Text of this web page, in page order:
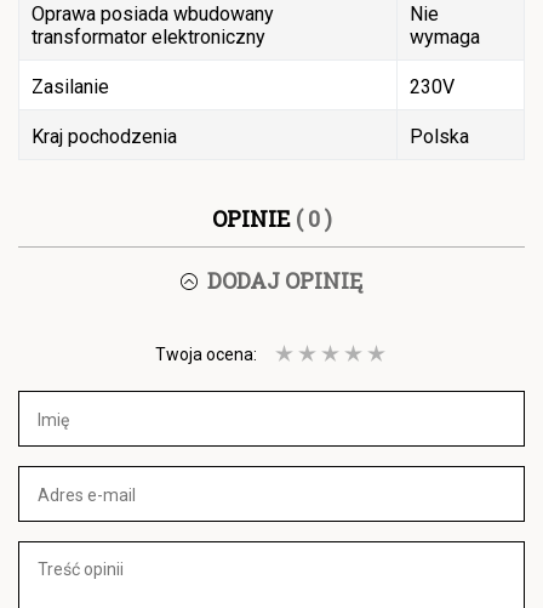
Oprawa posiada wbudowany
transformator elektroniczny
Nie
wymaga
Zasilanie 230V
Kraj pochodzenia Polska
OPINIE ( 0 )
DODAJ OPINIĘ
Twoja ocena: